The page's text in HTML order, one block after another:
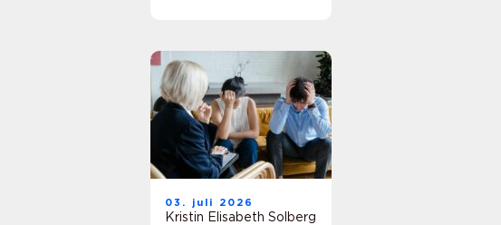
03. juli 2026
Kristin Elisabeth Solberg